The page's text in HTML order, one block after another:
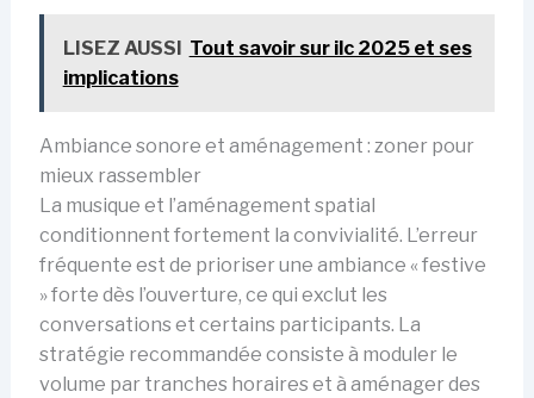
LISEZ AUSSI
Tout savoir sur ilc 2025 et ses
implications
Ambiance sonore et aménagement : zoner pour
mieux rassembler
La musique et l’aménagement spatial
conditionnent fortement la convivialité. L’erreur
fréquente est de prioriser une ambiance « festive
» forte dès l’ouverture, ce qui exclut les
conversations et certains participants. La
stratégie recommandée consiste à moduler le
volume par tranches horaires et à aménager des